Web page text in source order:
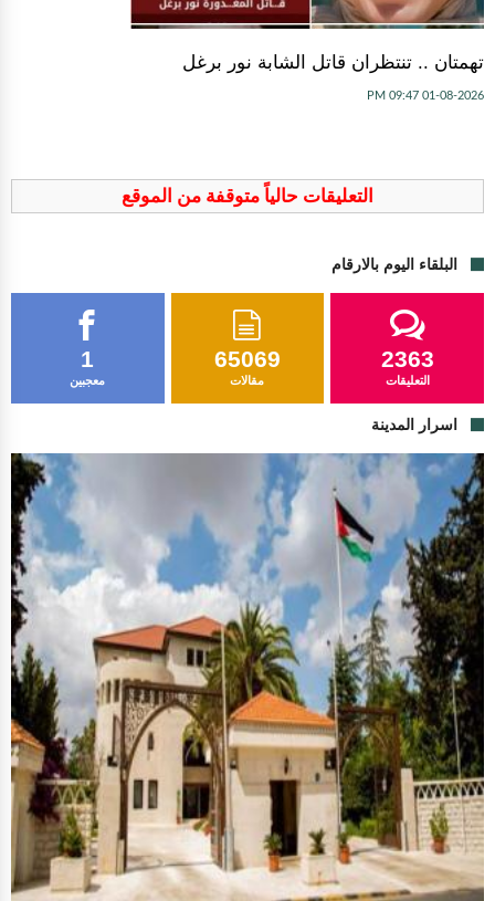
تهمتان .. تنتظران قاتل الشابة نور برغل
01-08-2026 09:47 PM
التعليقات حالياً متوقفة من الموقع
البلقاء اليوم بالارقام
1
معجبين
65069
مقالات
2363
التعليقات
اسرار المدينة